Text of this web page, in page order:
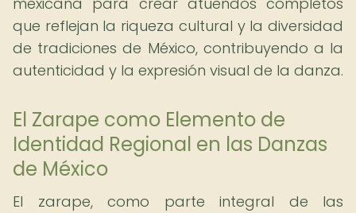
que reflejan la riqueza cultural y la diversidad
de tradiciones de México, contribuyendo a la
autenticidad y la expresión visual de la danza.
El Zarape como Elemento de
Identidad Regional en las Danzas
de México
El zarape, como parte integral de las